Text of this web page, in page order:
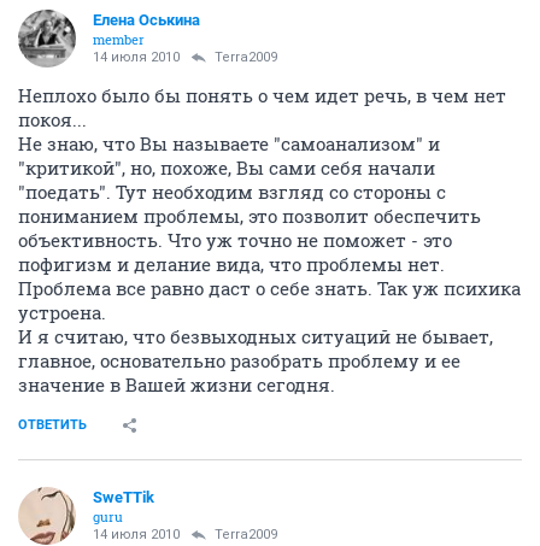
Елена Оськина
member
14 июля 2010 Terra2009
Неплохо было бы понять о чем идет речь, в чем нет
покоя...
Не знаю, что Вы называете "самоанализом" и
"критикой", но, похоже, Вы сами себя начали
"поедать". Тут необходим взгляд со стороны с
пониманием проблемы, это позволит обеспечить
объективность. Что уж точно не поможет - это
пофигизм и делание вида, что проблемы нет.
Проблема все равно даст о себе знать. Так уж психика
устроена.
И я считаю, что безвыходных ситуаций не бывает,
главное, основательно разобрать проблему и ее
значение в Вашей жизни сегодня.
ОТВЕТИТЬ
SweTTik
guru
14 июля 2010 Terra2009